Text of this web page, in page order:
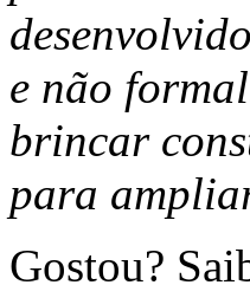
e não
brincar
para
Gostou?